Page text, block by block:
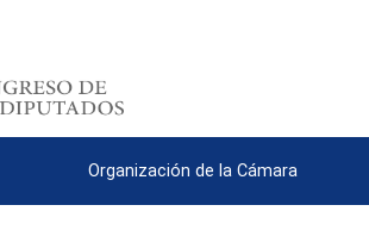
Organización de la Cámara